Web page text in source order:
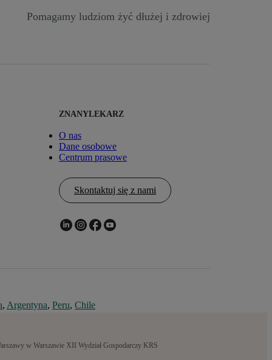
Pomagamy ludziom żyć dłużej i zdrowiej
ZNANYLEKARZ
O nas
Dane osobowe
Centrum prasowe
Skontaktuj się z nami
, Argentyna, Peru, Chile
w Warszawie XII Wydział Gospodarczy KRS